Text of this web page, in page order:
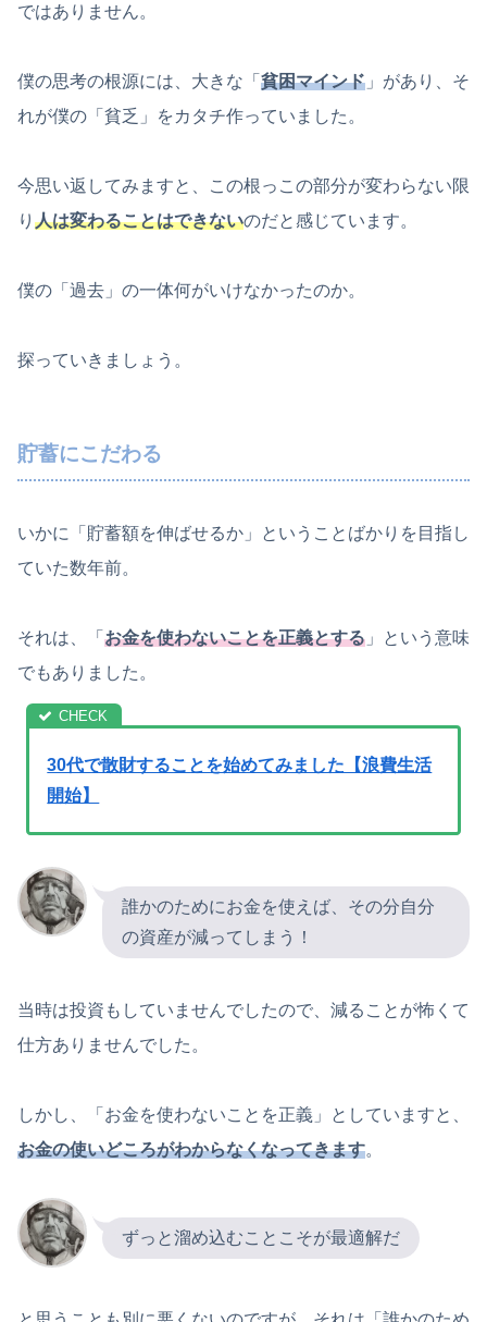
ではありません。
僕の思考の根源には、大きな「 貧困マインド 」があり、そ
れが僕の「貧乏」をカタチ作っていました。
今思い返してみますと、この根っこの部分が変わらない限
り 人は変わることはできないのだと感じています。
僕の「過去」の一体何がいけなかったのか。
探っていきましょう。
貯蓄にこだわる
いかに「貯蓄額を伸ばせるか」ということばかりを目指し
ていた数年前。
それは、「 お金を使わないことを正義とする 」という意味
でもありました。
30代で散財することを始めてみました【浪費生活
開始】
誰かのためにお金を使えば、その分自分
の資産が減ってしまう！
当時は投資もしていませんでしたので、減ることが怖くて
仕方ありませんでした。
しかし、「お金を使わないことを正義」としていますと、
お金の使いどころがわからなくなってきます。
ずっと溜め込むことこそが最適解だ